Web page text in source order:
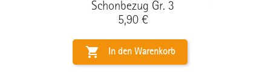
Schonbezug Gr. 3
Preis
5,90 €
 In den Warenkorb